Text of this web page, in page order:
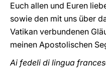
Euch allen und Euren
sowie den mit uns über
Vatikan verbundenen
meinen Apostolischen
Ai fedeli di lingua